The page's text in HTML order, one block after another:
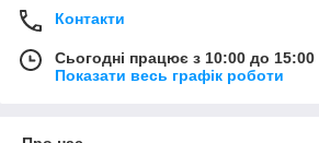
Контакти
Сьогодні працює з 10:00 до 15:00
Показати весь графік роботи